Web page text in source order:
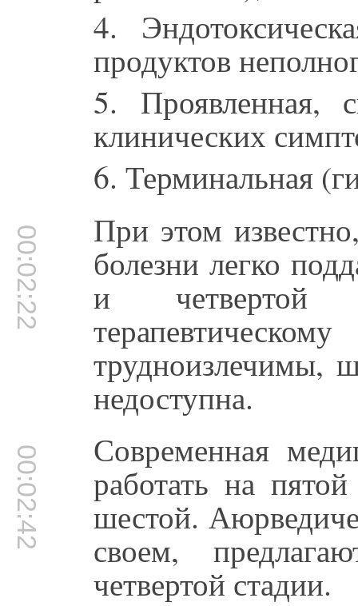
4.
продуктов
5. Проявленная,
клинических
6. Терминальная
00:02:22 При этом
болезни легко
и четвертой
трудноизлечимы,
недоступна.
00:02:42 Современная
работать на
шестой.
своем,
четвертой стадии.